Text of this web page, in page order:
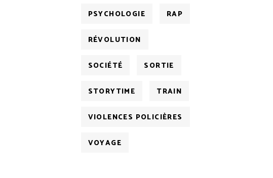
PSYCHOLOGIE RAP
RÉVOLUTION
SOCIÉTÉ SORTIE
STORYTIME TRAIN
VIOLENCES POLICIÈRES
VOYAGE